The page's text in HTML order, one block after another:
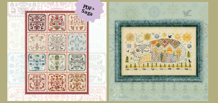
PDF+
Saga